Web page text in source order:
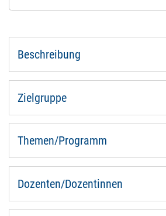
Beschreibung
Zielgruppe
Themen/Programm
Dozenten/Dozentinnen